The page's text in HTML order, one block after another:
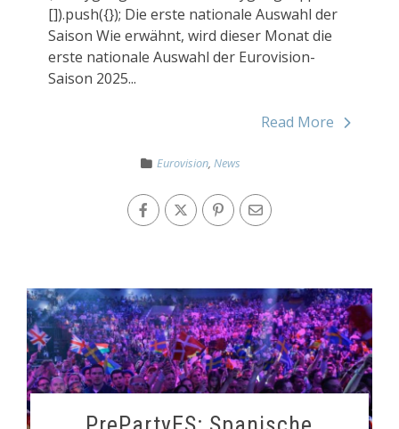
[]).push({}); Die erste nationale Auswahl der
Saison Wie erwähnt, wird dieser Monat die
erste nationale Auswahl der Eurovision-
Saison 2025...
Read More
Eurovision, News